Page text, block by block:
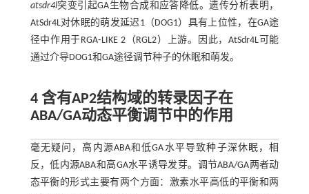
atsdr4l突变引起GA生物合成和应答降低。遗传分析表明，
AtSdr4L对休眠的萌发延迟1（DOG1）具有上位性，在GA途
径中作用于RGA⁃LIKE 2（RGL2）上游。因此，AtSdr4L可能
通过介导DOG1和GA途径调节种子的休眠和萌发。
4 含有AP2结构域的转录因子在
ABA/GA动态平衡调节中的作用
毫无疑问，高内源ABA和低GA水平导致种子深休眠，相
反，低内源ABA和高GA水平诱导发芽。调节ABA/GA两者动
态平衡的形式主要有两个方面：激素水平高低的平衡和两